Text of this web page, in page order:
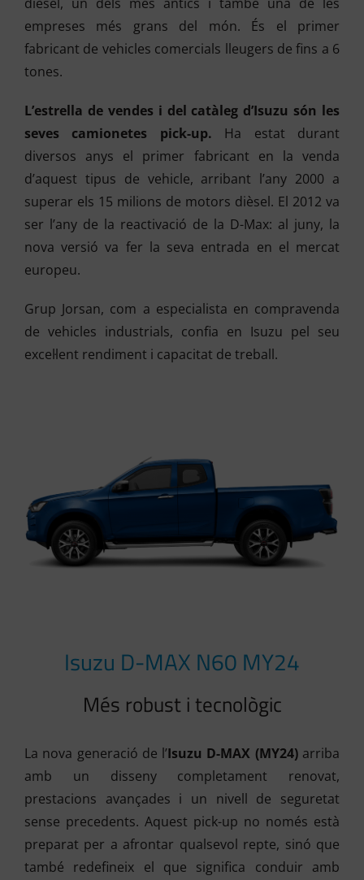
empreses més grans del món. És el primer
fabricant de vehicles comercials lleugers de fins a 6
tones.
L’estrella de vendes i del catàleg d’Isuzu són les
seves camionetes pick-up. Ha estat durant
diversos anys el primer fabricant en la venda
d’aquest tipus de vehicle, arribant l’any 2000 a
superar els 15 milions de motors dièsel. El 2012 va
ser l’any de la reactivació de la D-Max: al juny, la
nova versió va fer la seva entrada en el mercat
europeu.
Grup Jorsan, com a especialista en compravenda
de vehicles industrials, confia en Isuzu pel seu
excel·lent rendiment i capacitat de treball.
Isuzu D-MAX N60 MY24
Més robust i tecnològic
La nova generació de l’Isuzu D-MAX (MY24)arriba
amb un disseny completament renovat,
prestacions avançades i un nivell de seguretat
sense precedents. Aquest pick-up no només està
preparat per a afrontar qualsevol repte, sinó que
també redefineix el que significa conduir amb